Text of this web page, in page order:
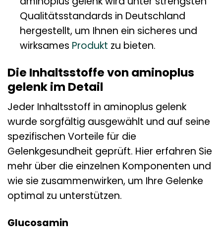
Qualitätsstandards in Deutschland
hergestellt, um Ihnen ein sicheres und
wirksames Produkt zu bieten.
Die Inhaltsstoffe von aminoplus
gelenk im Detail
Jeder Inhaltsstoff in aminoplus gelenk
wurde sorgfältig ausgewählt und auf seine
spezifischen Vorteile für die
Gelenkgesundheit geprüft. Hier erfahren Sie
mehr über die einzelnen Komponenten und
wie sie zusammenwirken, um Ihre Gelenke
optimal zu unterstützen.
Glucosamin